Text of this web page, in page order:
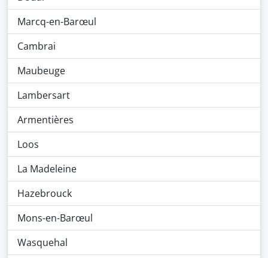
Marcq-en-Barœul
Cambrai
Maubeuge
Lambersart
Armentières
Loos
La Madeleine
Hazebrouck
Mons-en-Barœul
Wasquehal